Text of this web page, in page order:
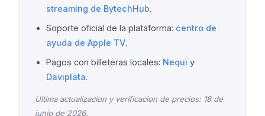
streaming de BytechHub.
Soporte oficial de la plataforma: centro de
ayuda de Apple TV.
Pagos con billeteras locales: Nequi y
Daviplata.
Ultima actualizacion y verificacion de precios: 18 de
junio de 2026.